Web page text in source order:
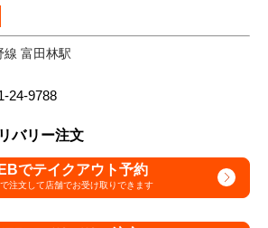
線 富田林駅
24-9788
バリー注文
でテイクアウト予約
注文して店舗でお受け取りできます